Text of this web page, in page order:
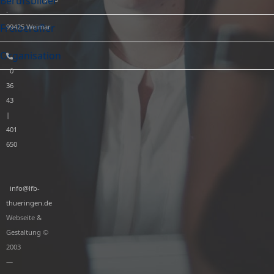
Freiberufler
Organisation
·
99425 Weimar
0
36
43
|
401
650
info@lfb-
thueringen.de
Webseite &
Gestaltung ©
2003
—